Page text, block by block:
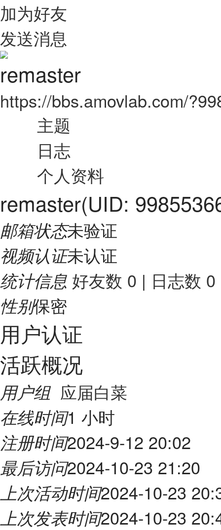
加为好友
发送消息
remaster
https://bbs.amovlab.com/
主题
日志
个人资料
remaster(UID:
邮箱状态未验证
视频认证未认证
统计信息 好友数 0 | 日志数 0
性别保密
用户认证
活跃概况
用户组 应届白菜
在线时间1 小时
注册时间2024-9-12 20:02
最后访问2024-10-23 21:20
上次活动时间2024-10-23
上次发表时间2024-10-23